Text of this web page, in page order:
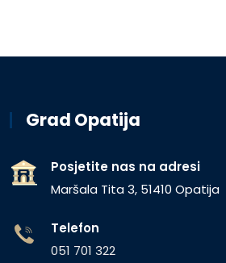
Grad Opatija
Posjetite nas na adresi
Maršala Tita 3, 51410 Opatija
Telefon
051 701 322